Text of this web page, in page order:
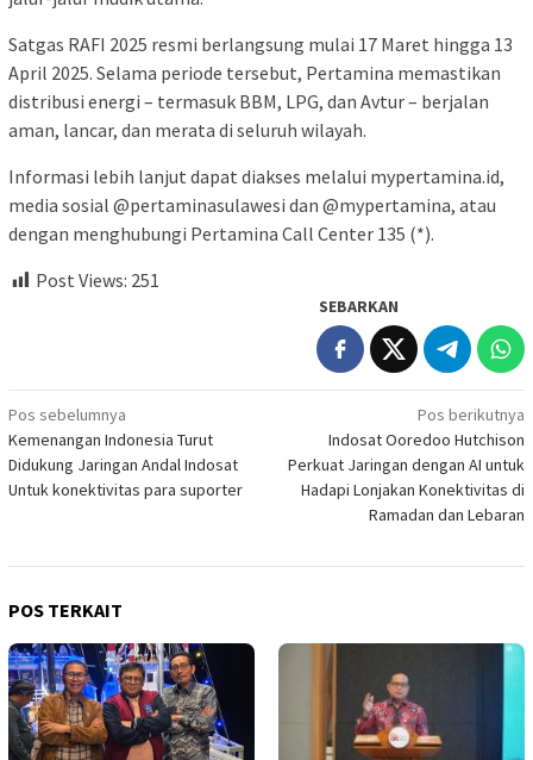
Satgas RAFI 2025 resmi berlangsung mulai 17 Maret hingga 13
April 2025. Selama periode tersebut, Pertamina memastikan
distribusi energi – termasuk BBM, LPG, dan Avtur – berjalan
aman, lancar, dan merata di seluruh wilayah.
Informasi lebih lanjut dapat diakses melalui mypertamina.id,
media sosial @pertaminasulawesi dan @mypertamina, atau
dengan menghubungi Pertamina Call Center 135 (*).
Post Views: 251
SEBARKAN
Navigasi
pos
Pos sebelumnya
Kemenangan Indonesia Turut
Didukung Jaringan Andal Indosat
Untuk konektivitas para suporter
Pos berikutnya
Indosat Ooredoo Hutchison
Perkuat Jaringan dengan AI untuk
Hadapi Lonjakan Konektivitas di
Ramadan dan Lebaran
POS TERKAIT